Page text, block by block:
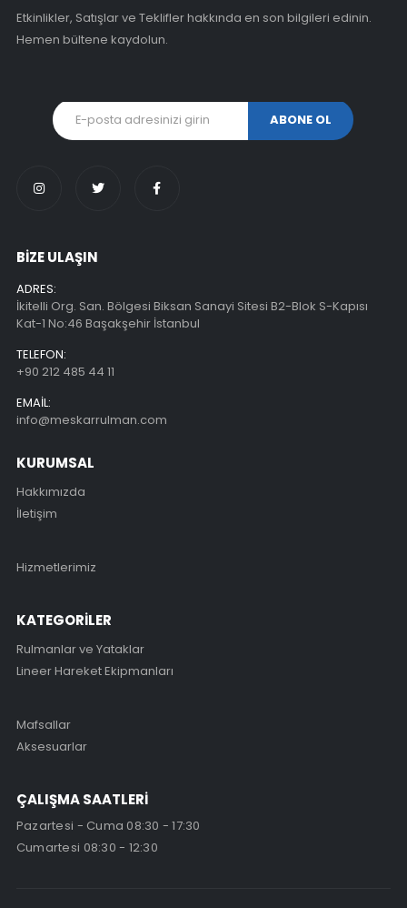
Etkinlikler, Satışlar ve Teklifler hakkında en son bilgileri edinin.
Hemen bültene kaydolun.
BİZE ULAŞIN
ADRES:
İkitelli Org. San. Bölgesi Biksan Sanayi Sitesi B2-Blok S-Kapısı
Kat-1 No:46 Başakşehir İstanbul
TELEFON:
+90 212 485 44 11
EMAIL:
info@meskarrulman.com
KURUMSAL
Hakkımızda
İletişim
Hizmetlerimiz
KATEGORİLER
Rulmanlar ve Yataklar
Lineer Hareket Ekipmanları
Mafsallar
Aksesuarlar
ÇALIŞMA SAATLERİ
Pazartesi - Cuma 08:30 - 17:30
Cumartesi 08:30 - 12:30